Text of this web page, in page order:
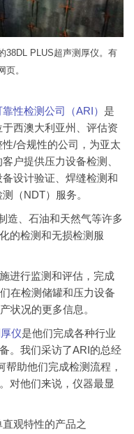
38DL PLUS超声测厚仪。有
页。
性检测公司（ARI） 是
于西澳大利亚州、评估资
性/合规性的公司，为亚太
户提供压力设备检测、
备设计验证、焊缝检测和
（NDT）服务。
造、石油和天然气等许多
的检测和无损检测服
进行监测和评估，完成
在检测储罐和压力设备
状况的更多信息。
仪是他们完成各种行业
。我们采访了ARI的总经
帮助他们完成检测流程，
对他们来说，仪器最显
观特性的产品之